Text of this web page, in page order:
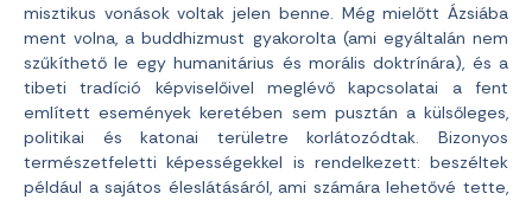
misztikus vonások voltak jelen benne. Még mielőtt Ázsiába
ment volna, a buddhizmust gyakorolta (ami egyáltalán nem
szűkíthető le egy humanitárius és morális doktrínára), és a
tibeti tradíció képviselőivel meglévő kapcsolatai a fent
említett események keretében sem pusztán a külsőleges,
politikai és katonai területre korlátozódtak. Bizonyos
természetfeletti képességekkel is rendelkezett: beszéltek
például a sajátos éleslátásáról, ami számára lehetővé tette,